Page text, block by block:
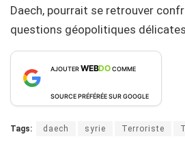
Daech, pourrait se retrouver
questions géopolitiques
AJOUTERWEBDOCOMME
SOURCE PRÉFÉRÉE SUR GOOGLE
Tags: daech syrie Terroriste